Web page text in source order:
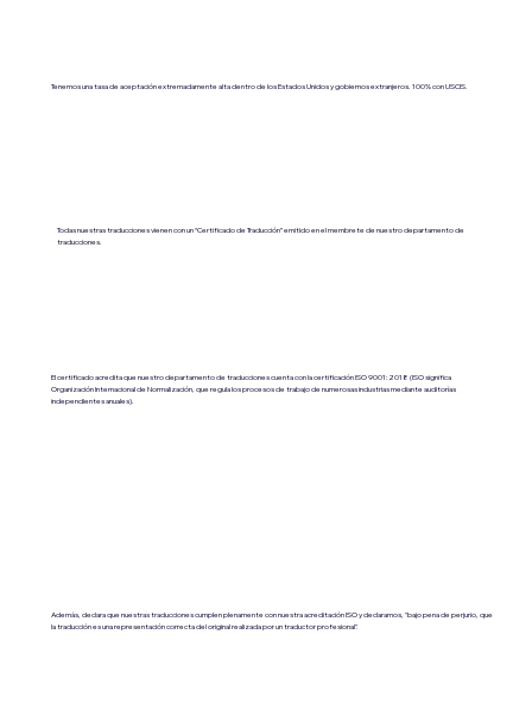
Tenemos una tasa de aceptación extremadamente alta dentro de los Estados Unidos y gobiernos extranjeros. 100% con USCIS.
Todas nuestras traducciones vienen con un “Certificado de Traducción” emitido en el membrete de nuestro departamento de
traducciones.
El certificado acredita que nuestro departamento de traducciones cuenta con la certificación ISO 9001:2018 (ISO significa
Organización Internacional de Normalización, que regula los procesos de trabajo de numerosas industrias mediante auditorías
independientes anuales).
Además, declara que nuestras traducciones cumplen plenamente con nuestra acreditación ISO y declaramos, "bajo pena de perjurio, que
la traducción es una representación correcta del original realizada por un traductor profesional".